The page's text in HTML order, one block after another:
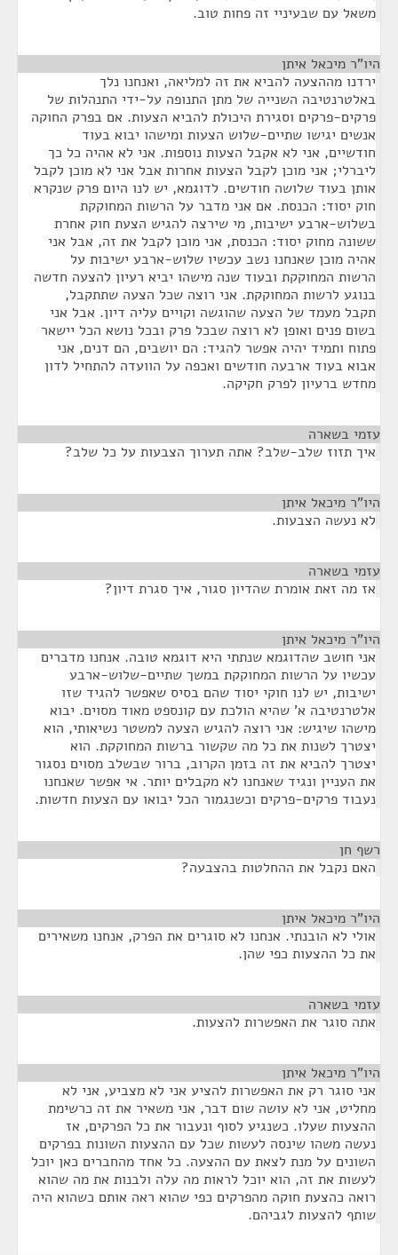
משאל עם שבעיניי זה פחות טוב.
היו"ר מיכאל איתן
ירדנו מההצעה להביא את זה למליאה, ואנחנו נלך
באלטרנטיבה השנייה של מתן התנופה על-ידי התנהלות של
פרקים-פרקים וסגירת היכולת להביא הצעות. אם בפרק החוקה
אנשים יגישו שתיים-שלוש הצעות ומישהו יבוא בעוד
חודשיים, אני לא אקבל הצעות נוספות. אני לא אהיה כל כך
ליברלי; אני מוכן לקבל הצעות אחרות אבל אני לא מוכן לקבל
אותן בעוד שלושה חודשים. לדוגמא, יש לנו היום פרק שנקרא
חוק יסוד: הכנסת. אם אני מדבר על הרשות המחוקקת
בשלוש-ארבע ישיבות, מי שירצה להגיש הצעת חוק אחרת
ששונה מחוק יסוד: הכנסת, אני מוכן לקבל את זה, אבל אני
אהיה מוכן שאנחנו נשב עכשיו שלוש-ארבע ישיבות על
הרשות המחוקקת ובעוד שנה מישהו יביא רעיון להצעה חדשה
בנוגע לרשות המחוקקת. אני רוצה שכל הצעה שתתקבל,
תקבל מעמד של הצעה שהוגשה וקויים עליה דיון. אבל אני
בשום פנים ואופן לא רוצה שבכל פרק ובכל נושא הכל יישאר
פתוח ותמיד יהיה אפשר להגיד: הם יושבים, הם דנים, אני
אבוא בעוד ארבעה חודשים ואכפה על הוועדה להתחיל לדון
מחדש ברעיון לפרק חקיקה.
עזמי בשארה
איך תזוז שלב-שלב? אתה תערוך הצבעות על כל שלב?
היו"ר מיכאל איתן
לא נעשה הצבעות.
עזמי בשארה
אז מה זאת אומרת שהדיון סגור, איך סגרת דיון?
היו"ר מיכאל איתן
אני חושב שהדוגמא שנתתי היא דוגמא טובה. אנחנו מדברים
עכשיו על הרשות המחוקקת במשך שתיים-שלוש-ארבע
ישיבות, יש לנו חוקי יסוד שהם בסיס שאפשר להגיד שזו
אלטרנטיבה א' שהיא הולכת עם קונספט מאוד מסוים. יבוא
מישהו שיגיש: אני רוצה להגיש הצעה למשטר נשיאותי, הוא
יצטרך לשנות את כל מה שקשור ברשות המחוקקת. הוא
יצטרך להביא את זה בזמן הקרוב, ברור שבשלב מסוים נסגור
את העניין ונגיד שאנחנו לא מקבלים יותר. אי אפשר שאנחנו
נעבוד פרקים-פרקים וכשנגמור הכל יבואו עם הצעות חדשות.
רשף חן
האם נקבל את ההחלטות בהצבעה?
היו"ר מיכאל איתן
אולי לא הובנתי. אנחנו לא סוגרים את הפרק, אנחנו משאירים
את כל ההצעות כפי שהן.
עזמי בשארה
אתה סוגר את האפשרות להצעות.
היו"ר מיכאל איתן
אני סוגר רק את האפשרות להציע אני לא מצביע, אני לא
מחליט, אני לא עושה שום דבר, אני משאיר את זה כרשימת
ההצעות שעלו. כשנגיע לסוף ונעבור את כל הפרקים, אז
נעשה משהו שינסה לעשות שכל עם ההצעות השונות בפרקים
השונים על מנת לצאת עם ההצעה. כל אחד מהחברים כאן יוכל
לעשות את זה, הוא יוכל לראות מה עלה ולבנות את מה שהוא
רואה כהצעת חוקה מהפרקים כפי שהוא ראה אותם כשהוא היה
שותף להצעות לגביהם.